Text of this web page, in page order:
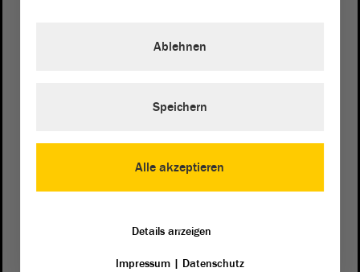
Alle akzeptieren
Ablehnen
Speichern
Details anzeigen
Impressum| Datenschutz